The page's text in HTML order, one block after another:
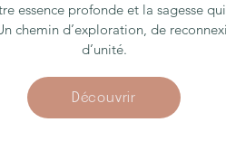
essence profonde et la sagesse
chemin d’exploration, de
d’unité.
Découvrir